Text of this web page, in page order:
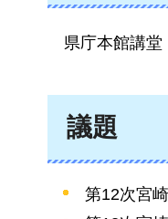
県庁本館講堂
議題
第12次宮